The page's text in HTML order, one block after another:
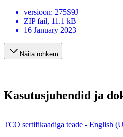
versioon: 275S9J
ZIP fail, 11.1 kB
16 January 2023
Näita rohkem
Kasutusjuhendid ja
TCO sertifikaadiga teade - English